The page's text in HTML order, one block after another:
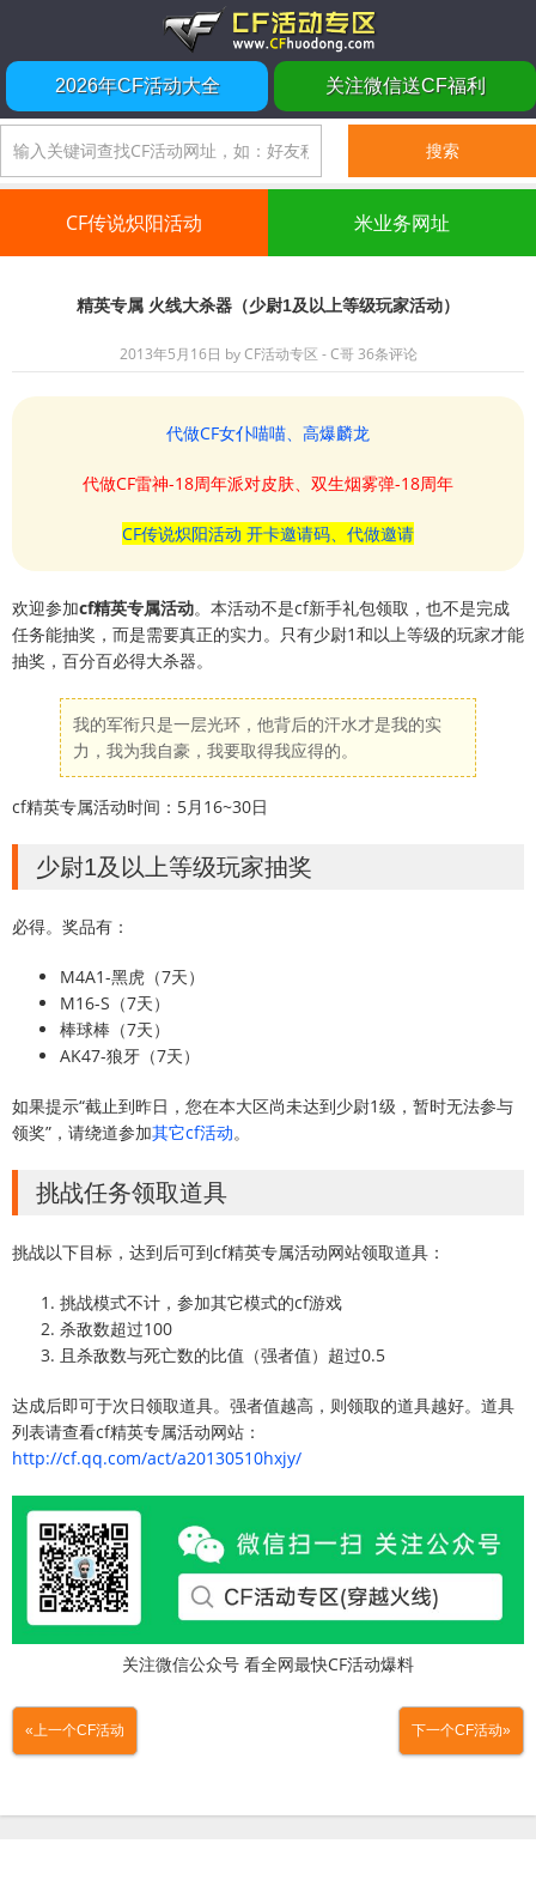
2026年CF活动大全 关注微信送CF福利
CF传说炽阳活动 米业务网址
精英专属 火线大杀器（少尉1及以上等级玩家活动）
2013年5月16日 byCF活动专区 - C哥 36条评论
代做CF女仆喵喵、高爆麟龙
代做CF雷神-18周年派对皮肤、双生烟雾弹-18周年
CF传说炽阳活动 开卡邀请码、代做邀请
欢迎参加cf精英专属活动。本活动不是cf新手礼包领取，也不是完成
任务能抽奖，而是需要真正的实力。只有少尉1和以上等级的玩家才能
抽奖，百分百必得大杀器。
我的军衔只是一层光环，他背后的汗水才是我的实
力，我为我自豪，我要取得我应得的。
cf精英专属活动时间：5月16~30日
少尉1及以上等级玩家抽奖
必得。奖品有：
M4A1-黑虎（7天）
M16-S（7天）
棒球棒（7天）
AK47-狼牙（7天）
如果提示“截止到昨日，您在本大区尚未达到少尉1级，暂时无法参与
领奖”，请绕道参加其它cf活动。
挑战任务领取道具
挑战以下目标，达到后可到cf精英专属活动网站领取道具：
挑战模式不计，参加其它模式的cf游戏
杀敌数超过100
且杀敌数与死亡数的比值（强者值）超过0.5
达成后即可于次日领取道具。强者值越高，则领取的道具越好。道具
列表请查看cf精英专属活动网站：
http://cf.qq.com/act/a20130510hxjy/
关注微信公众号 看全网最快CF活动爆料
«上一个CF活动 下一个CF活动»